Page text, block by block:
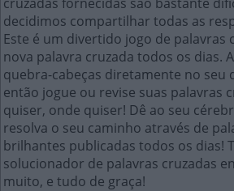
decidimos compartilhar todas as
Este é um divertido jogo de palavras
nova palavra cruzada todos os dias.
quebra-cabeças diretamente no seu
então jogue ou revise suas palavras
quiser, onde quiser! Dê ao seu
resolva o seu caminho através de
brilhantes publicadas todos os dias!
solucionador de palavras cruzadas
muito, e tudo de graça!